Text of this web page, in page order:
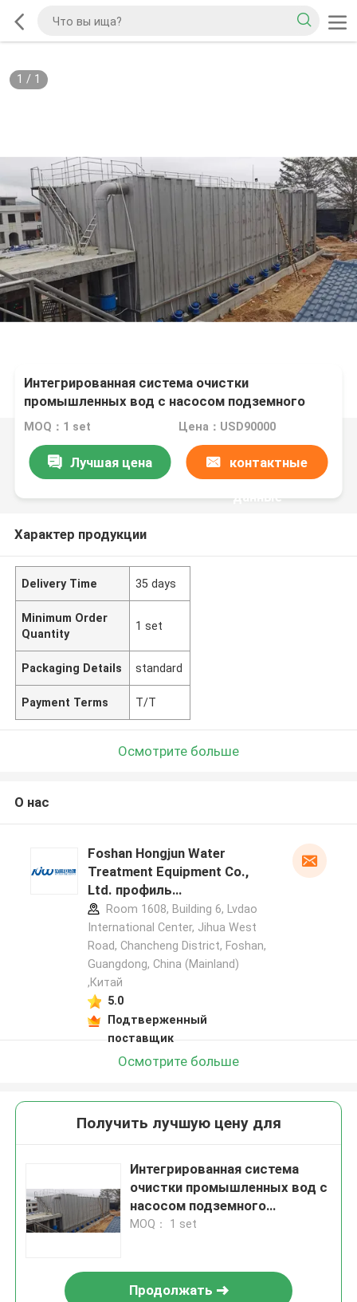
1 / 1
Интегрированная система очистки
промышленных вод с насосом подземного
водоснабжения и флоккулентным осадком
MOQ：1 set Цена：USD90000
Лучшая цена контактные
данные
Характер продукции
Delivery Time 35 days
Minimum Order
Quantity
1 set
Packaging Details standard
Payment Terms T/T
Осмотрите больше
О нас
Foshan Hongjun Water
Treatment Equipment Co.,
Ltd. профиль
производителя
Room 1608, Building 6, Lvdao
International Center, Jihua West
Road, Chancheng District, Foshan,
Guangdong, China (Mainland)
,Китай
5.0
Подтверженный
поставщик
Осмотрите больше
Получить лучшую цену для
Интегрированная система
очистки промышленных вод с
насосом подземного
водоснабжения и
MOQ： 1 set
Продолжать